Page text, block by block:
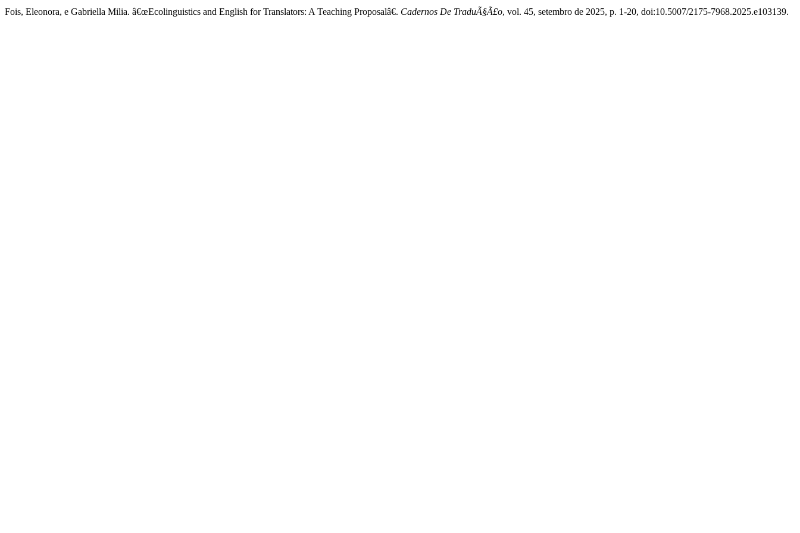
Fois, Eleonora, e Gabriella Milia. â€œEcolinguistics and English for Translators: A Teaching Proposalâ€. Cadernos De TraduÃ§Ã£o, vol. 45, setembro de 2025, p. 1-20, doi:10.5007/2175-7968.2025.e103139.